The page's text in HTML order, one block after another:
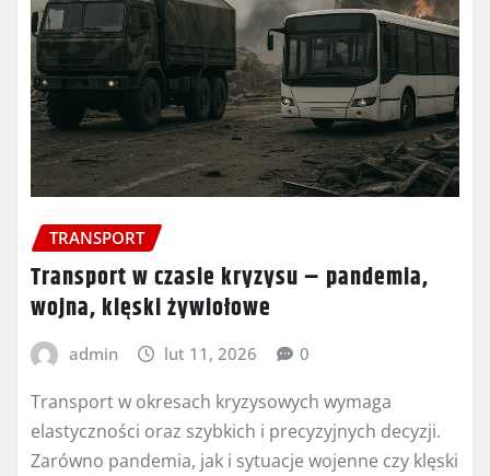
TRANSPORT
Transport w czasie kryzysu – pandemia,
wojna, klęski żywiołowe
admin lut 11, 2026 0
Transport w okresach kryzysowych wymaga
elastyczności oraz szybkich i precyzyjnych decyzji.
Zarówno pandemia, jak i sytuacje wojenne czy klęski